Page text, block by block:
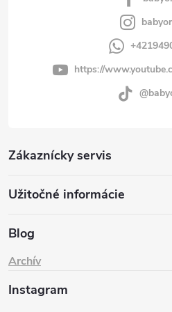
Zákaznícky servis
Užitočné informácie
Blog
Archív
https://
Instagram